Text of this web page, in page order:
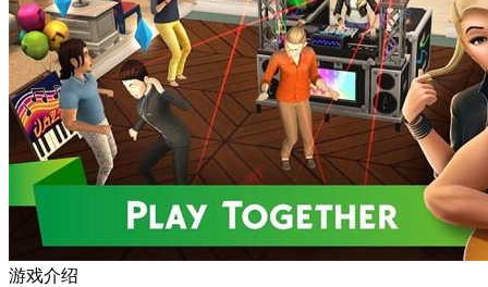
游戏介绍